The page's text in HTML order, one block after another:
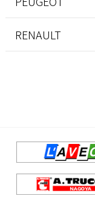
エクステリア
ホイール/タ
インテリア
その他
ブレーキ
RENAULT
ブレーキ
ホイール/タ